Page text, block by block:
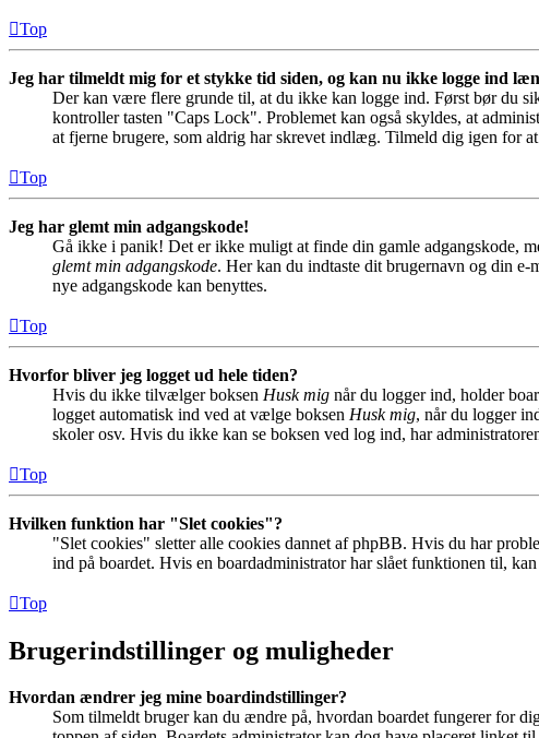
Top
Jeg har tilmeldt mig for et stykke tid siden, og kan nu ikke logge ind
Der kan være flere grunde til, at du ikke kan logge ind. Først bør du
kontroller tasten "Caps Lock". Problemet kan også skyldes, at
at fjerne brugere, som aldrig har skrevet indlæg. Tilmeld dig igen for
Top
Jeg har glemt min adgangskode!
Gå ikke i panik! Det er ikke muligt at finde din gamle adgangskode,
glemt min adgangskode. Her kan du indtaste dit brugernavn og din e-
nye adgangskode kan benyttes.
Top
Hvorfor bliver jeg logget ud hele tiden?
Hvis du ikke tilvælger boksen Husk mig når du logger ind, holder
logget automatisk ind ved at vælge boksen Husk mig, når du logger
skoler osv. Hvis du ikke kan se boksen ved log ind, har
Top
Hvilken funktion har "Slet cookies"?
"Slet cookies" sletter alle cookies dannet af phpBB. Hvis du har
ind på boardet. Hvis en boardadministrator har slået funktionen til,
Top
Brugerindstillinger og muligheder
Hvordan ændrer jeg mine boardindstillinger?
Som tilmeldt bruger kan du ændre på, hvordan boardet fungerer for